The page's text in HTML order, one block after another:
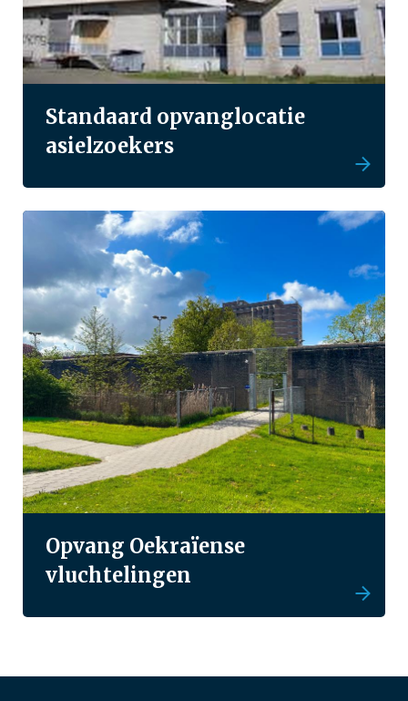
Standaard opvanglocatie
asielzoekers
Opvang Oekraïense
vluchtelingen